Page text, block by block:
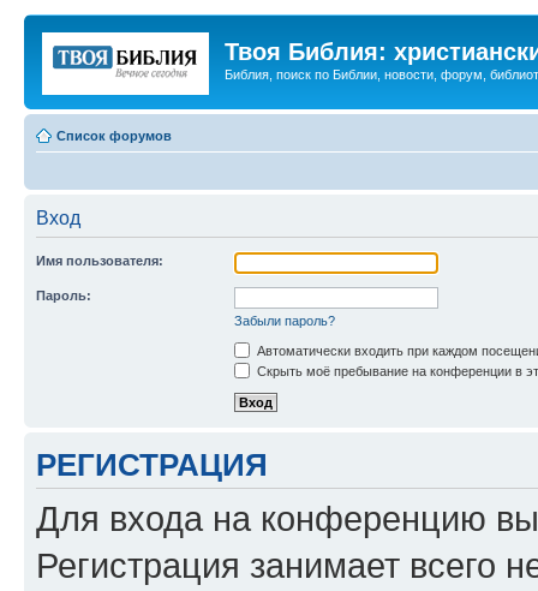
Твоя Библия:
Библия, поиск по Библии, новости, форум,
Список форумов
Вход
Имя пользователя:
Пароль:
Забыли пароль?
Автоматически входить при каждом
Скрыть моё пребывание на конференции в
РЕГИСТРАЦИЯ
Для входа на конференцию
Регистрация занимает всего